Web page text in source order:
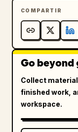
COMPARTIR
Go beyond
Collect
finished work,
workspace.